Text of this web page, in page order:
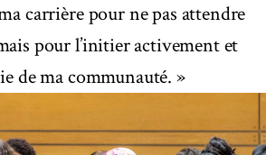
carrière pour ne pas attendre
pour l’initier activement et
de ma communauté. »